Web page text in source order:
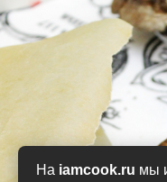
На iamcook.ru мы